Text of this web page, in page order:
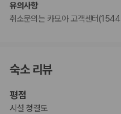
는 해당 세금이 포함될 수 있음).
도시세가 숙박 시설에서 부과
이 숙박 시설에서 제공한 모든 요금
부가 정보
유의사항
취소문의는 카모아 고객센터
숙소 리뷰
평점
시설 청결도